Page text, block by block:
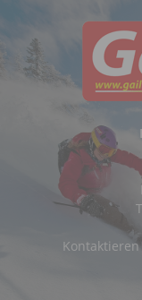
Kontaktieren